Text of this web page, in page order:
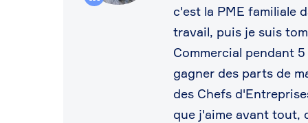
c'est la PME familiale
travail, puis je suis
Commercial pendant
gagner des parts de
des Chefs
que j'aime avant tout,